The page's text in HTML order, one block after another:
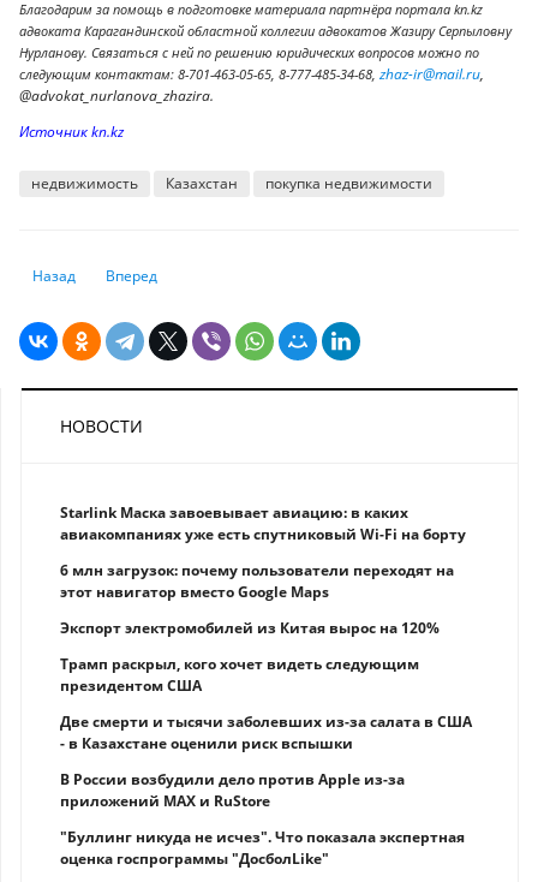
Благодарим за помощь в подготовке материала партнёра портала kn.kz
адвоката Карагандинской областной коллегии адвокатов Жазиру Серпыловну
Нурланову. Связаться с ней по решению юридических вопросов можно по
следующим контактам: 8-701-463-05-65, 8-777-485-34-68, zhaz-ir@mail.ru,
@advokat_nurlanova_zhazira.
Источник kn.kz
недвижимость Казахстан покупка недвижимости
Предыдущий: Банкротство граждан в Казахстане: как это работает и
Назад Следующий: Трансформация пенсионного рынка
Вперед
НОВОСТИ
Starlink Маска завоевывает авиацию: в каких
авиакомпаниях уже есть спутниковый Wi-Fi на борту
6 млн загрузок: почему пользователи переходят на
этот навигатор вместо Google Maps
Экспорт электромобилей из Китая вырос на 120%
Трамп раскрыл, кого хочет видеть следующим
президентом США
Две смерти и тысячи заболевших из-за салата в США
- в Казахстане оценили риск вспышки
В России возбудили дело против Apple из-за
приложений MAX и RuStore
"Буллинг никуда не исчез". Что показала экспертная
оценка госпрограммы "ДосболLike"